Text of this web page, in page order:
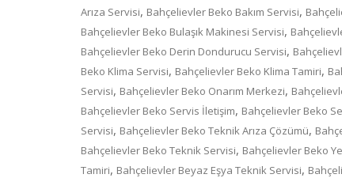
Arıza Servisi, Bahçelievler Beko Bakım Servisi,
Bahçelievler Beko Bulaşık Makinesi Servisi,
Bahçelievler Beko Derin Dondurucu Servisi,
Beko Klima Servisi, Bahçelievler Beko Klima Tamiri,
Servisi, Bahçelievler Beko Onarım Merkezi,
Bahçelievler Beko Servis İletişim, Bahçelievler Beko
Servisi, Bahçelievler Beko Teknik Arıza Çözümü,
Bahçelievler Beko Teknik Servisi, Bahçelievler Beko
Tamiri, Bahçelievler Beyaz Eşya Teknik Servisi,